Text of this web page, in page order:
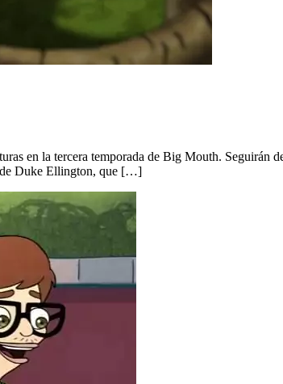
en la tercera temporada de Big Mouth. Seguirán
de Duke Ellington, que […]